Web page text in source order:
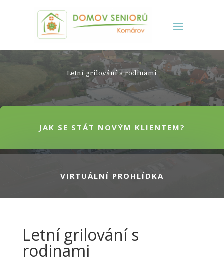
Letní grilování s rodinami
JAK SE STÁT NOVÝM KLIENTEM?
VIRTUÁLNÍ PROHLÍDKA
Letní grilování s
rodinami